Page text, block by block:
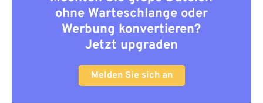
ohne Warteschlange oder
Werbung konvertieren?
Jetzt upgraden
Melden Sie sich an